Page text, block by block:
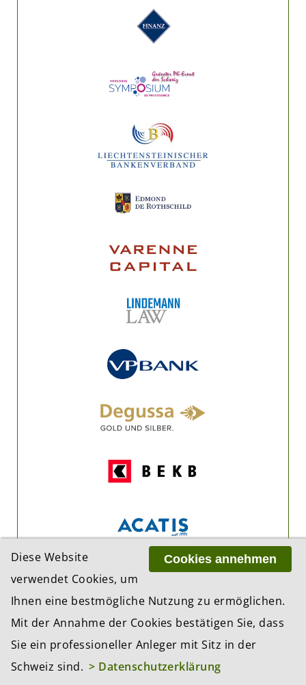
Cookies annehmen
Diese Website
verwendet Cookies, um
Ihnen eine bestmögliche Nutzung zu ermöglichen.
Mit der Annahme der Cookies bestätigen Sie, dass
Sie ein professioneller Anleger mit Sitz in der
Schweiz sind. > Datenschutzerklärung